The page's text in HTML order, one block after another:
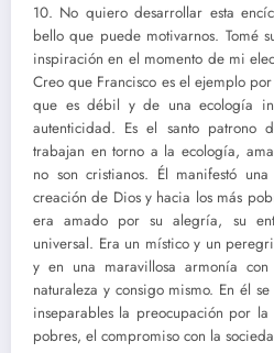
10. No quiero desarrollar esta
bello que puede motivarnos. Tomé
inspiración en el momento de mi
Creo que Francisco es el ejemplo
que es débil y de una ecología
autenticidad. Es el santo patrono
trabajan en torno a la ecología,
no son cristianos. Él manifestó
creación de Dios y hacia los más
era amado por su alegría, su
universal. Era un místico y un
y en una maravillosa armonía
naturaleza y consigo mismo. En él
inseparables la preocupación por
pobres, el compromiso con la